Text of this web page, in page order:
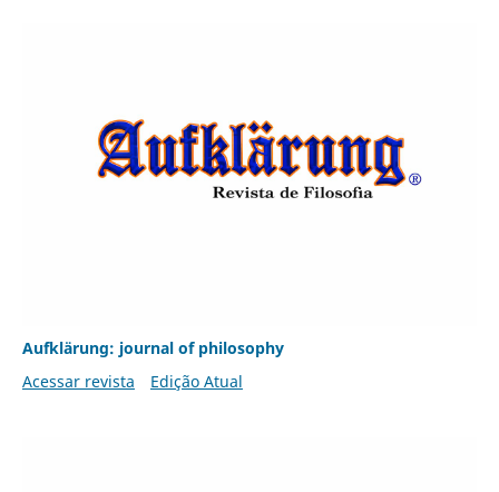
Aufklärung: journal of philosophy
Acessar revista
Edição Atual